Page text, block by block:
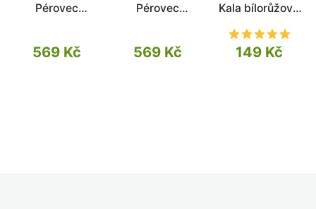
Pérovec
569 Kč
Pérovec
569 Kč
Kala bílorůžová
149 Kč